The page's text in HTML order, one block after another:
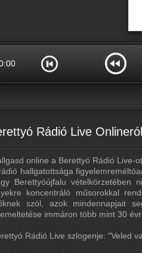
Rádió Live Onlineról
online a Berettyó Rádió Live-
hallgatottsága
Berettyóújfalu
koncentráló műsorokkal
szól, azok mindennapjait
immáron több mint 30
Rádió Live szlogenje: "Veled